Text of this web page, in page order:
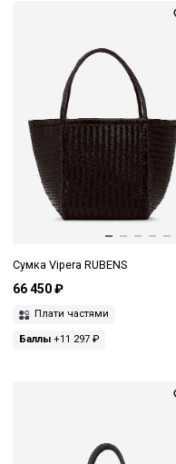
Сумка Vipera RUBENS
66 450 ₽
Плати частями
Баллы +11 297 ₽